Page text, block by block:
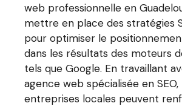
web professionnelle en
mettre en place des stratégies
pour optimiser le
dans les résultats des moteurs
tels que Google. En travaillant
agence web spécialisée en SEO,
entreprises locales peuvent